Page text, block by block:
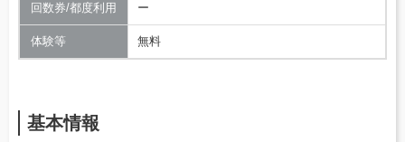
回数券/都度利用 ー
体験等 無料
基本情報